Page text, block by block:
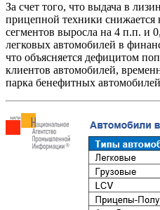
За счет того, что выдача в
прицепной техники снижается
сегментов выросла на 4 п.п. и
легковых автомобилей в
что объясняется дефицитом
клиентов автомобилей,
парка бенефитных